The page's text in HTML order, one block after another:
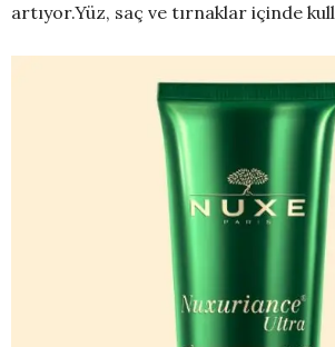
artıyor.Yüz, saç ve tırnaklar içinde